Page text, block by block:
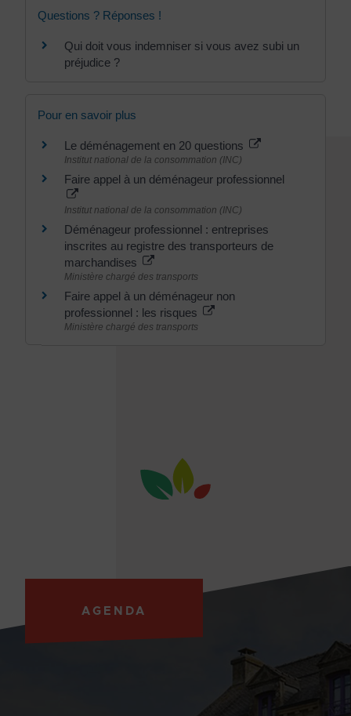
Questions ? Réponses !
Qui doit vous indemniser si vous avez subi un
préjudice ?
Pour en savoir plus
Le déménagement en 20 questions
Institut national de la consommation (INC)
Faire appel à un déménageur professionnel
Institut national de la consommation (INC)
Déménageur professionnel : entreprises
inscrites au registre des transporteurs de
marchandises
Ministère chargé des transports
Faire appel à un déménageur non
professionnel : les risques
Ministère chargé des transports
AGENDA